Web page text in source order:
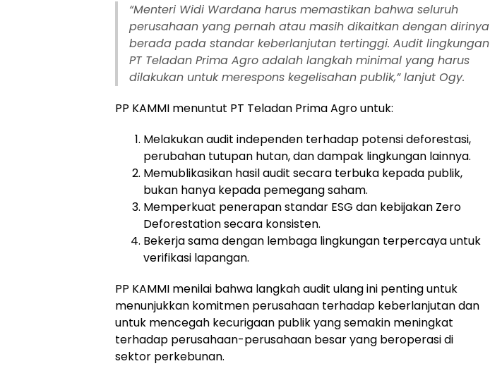
“Menteri Widi Wardana harus memastikan bahwa seluruh
perusahaan yang pernah atau masih dikaitkan dengan dirinya
berada pada standar keberlanjutan tertinggi. Audit lingkungan
PT Teladan Prima Agro adalah langkah minimal yang harus
dilakukan untuk merespons kegelisahan publik,” lanjut Ogy.
PP KAMMI menuntut PT Teladan Prima Agro untuk:
Melakukan audit independen terhadap potensi deforestasi,
perubahan tutupan hutan, dan dampak lingkungan lainnya.
Memublikasikan hasil audit secara terbuka kepada publik,
bukan hanya kepada pemegang saham.
Memperkuat penerapan standar ESG dan kebijakan Zero
Deforestation secara konsisten.
Bekerja sama dengan lembaga lingkungan terpercaya untuk
verifikasi lapangan.
PP KAMMI menilai bahwa langkah audit ulang ini penting untuk
menunjukkan komitmen perusahaan terhadap keberlanjutan dan
untuk mencegah kecurigaan publik yang semakin meningkat
terhadap perusahaan-perusahaan besar yang beroperasi di
sektor perkebunan.